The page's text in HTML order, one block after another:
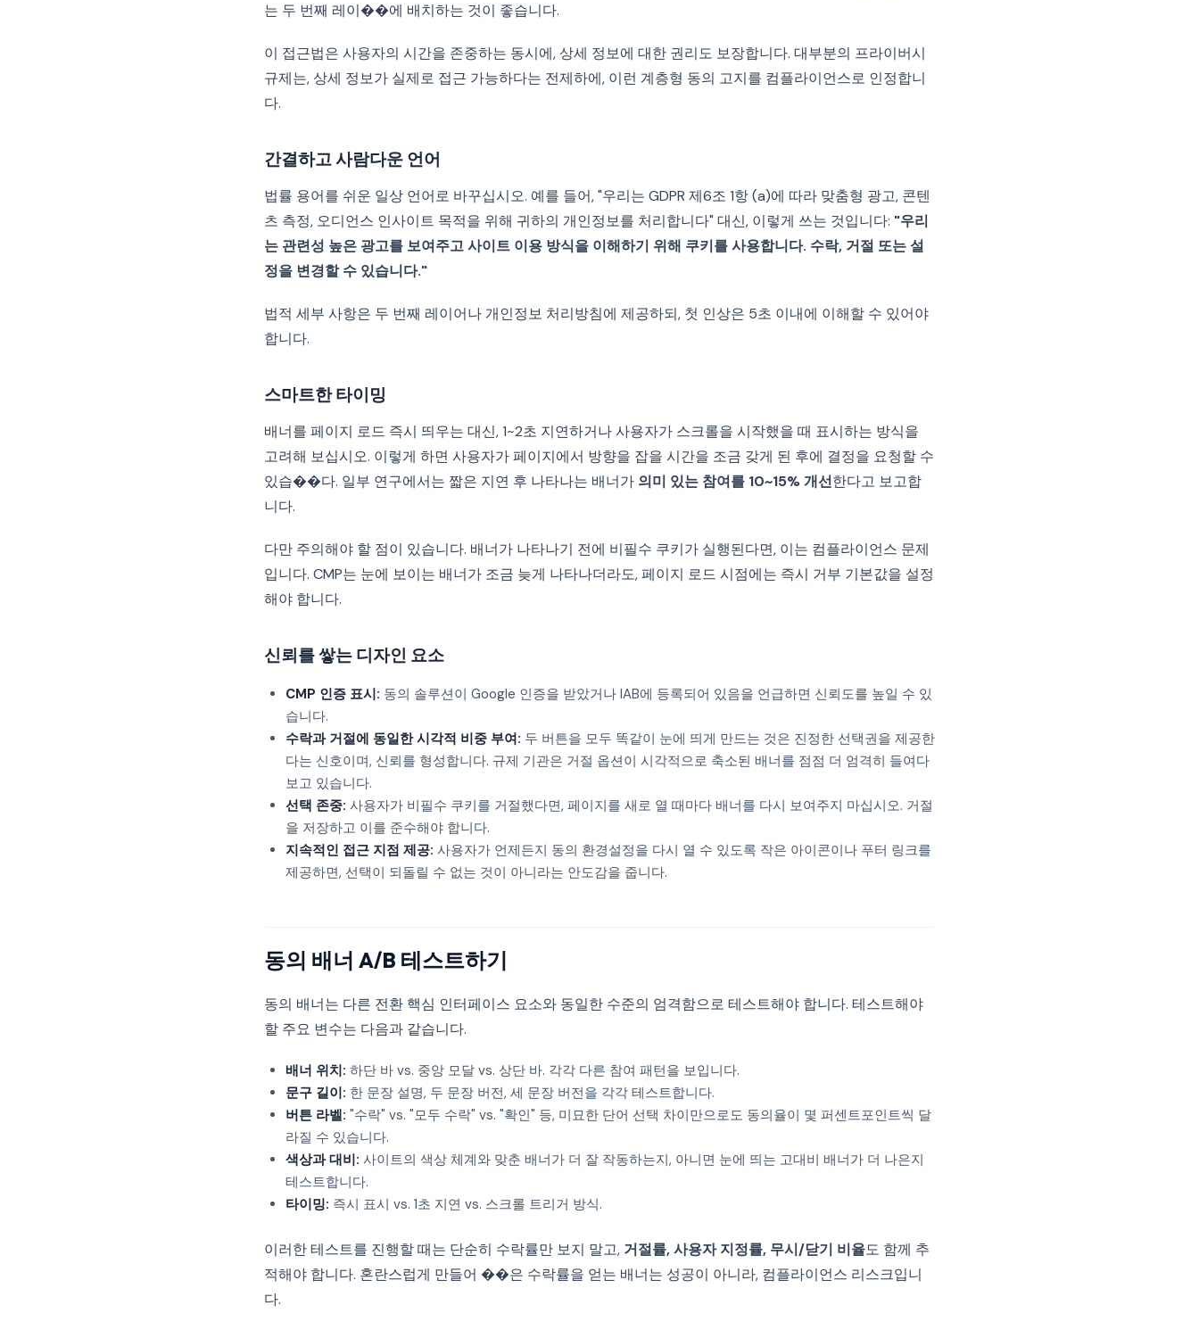
는 두 번째 레이��에 배치하는 것이 좋습니다.
이 접근법은 사용자의 시간을 존중하는 동시에, 상세 정보에 대한 권리도 보장합니다. 대부분의 프라이버시
규제는, 상세 정보가 실제로 접근 가능하다는 전제하에, 이런 계층형 동의 고지를 컴플라이언스로 인정합니
다.
간결하고 사람다운 언어
법률 용어를 쉬운 일상 언어로 바꾸십시오. 예를 들어, "우리는 GDPR 제6조 1항 (a)에 따라 맞춤형 광고, 콘텐
츠 측정, 오디언스 인사이트 목적을 위해 귀하의 개인정보를 처리합니다" 대신, 이렇게 쓰는 것입니다: "우리
는 관련성 높은 광고를 보여주고 사이트 이용 방식을 이해하기 위해 쿠키를 사용합니다. 수락, 거절 또는 설
정을 변경할 수 있습니다."
법적 세부 사항은 두 번째 레이어나 개인정보 처리방침에 제공하되, 첫 인상은 5초 이내에 이해할 수 있어야
합니다.
스마트한 타이밍
배너를 페이지 로드 즉시 띄우는 대신, 1~2초 지연하거나 사용자가 스크롤을 시작했을 때 표시하는 방식을
고려해 보십시오. 이렇게 하면 사용자가 페이지에서 방향을 잡을 시간을 조금 갖게 된 후에 결정을 요청할 수
있습��다. 일부 연구에서는 짧은 지연 후 나타나는 배너가 의미 있는 참여를 10~15% 개선한다고 보고합
니다.
다만 주의해야 할 점이 있습니다. 배너가 나타나기 전에 비필수 쿠키가 실행된다면, 이는 컴플라이언스 문제
입니다. CMP는 눈에 보이는 배너가 조금 늦게 나타나더라도, 페이지 로드 시점에는 즉시 거부 기본값을 설정
해야 합니다.
신뢰를 쌓는 디자인 요소
CMP 인증 표시: 동의 솔루션이 Google 인증을 받았거나 IAB에 등록되어 있음을 언급하면 신뢰도를 높일 수 있
습니다.
수락과 거절에 동일한 시각적 비중 부여: 두 버튼을 모두 똑같이 눈에 띄게 만드는 것은 진정한 선택권을 제공한
다는 신호이며, 신뢰를 형성합니다. 규제 기관은 거절 옵션이 시각적으로 축소된 배너를 점점 더 엄격히 들여다
보고 있습니다.
선택 존중: 사용자가 비필수 쿠키를 거절했다면, 페이지를 새로 열 때마다 배너를 다시 보여주지 마십시오. 거절
을 저장하고 이를 준수해야 합니다.
지속적인 접근 지점 제공: 사용자가 언제든지 동의 환경설정을 다시 열 수 있도록 작은 아이콘이나 푸터 링크를
제공하면, 선택이 되돌릴 수 없는 것이 아니라는 안도감을 줍니다.
동의 배너 A/B 테스트하기
동의 배너는 다른 전환 핵심 인터페이스 요소와 동일한 수준의 엄격함으로 테스트해야 합니다. 테스트해야
할 주요 변수는 다음과 같습니다.
배너 위치: 하단 바 vs. 중앙 모달 vs. 상단 바. 각각 다른 참여 패턴을 보입니다.
문구 길이: 한 문장 설명, 두 문장 버전, 세 문장 버전을 각각 테스트합니다.
버튼 라벨: "수락" vs. "모두 수락" vs. "확인" 등, 미묘한 단어 선택 차이만으로도 동의율이 몇 퍼센트포인트씩 달
라질 수 있습니다.
색상과 대비: 사이트의 색상 체계와 맞춘 배너가 더 잘 작동하는지, 아니면 눈에 띄는 고대비 배너가 더 나은지
테스트합니다.
타이밍: 즉시 표시 vs. 1초 지연 vs. 스크롤 트리거 방식.
이러한 테스트를 진행할 때는 단순히 수락률만 보지 말고, 거절률, 사용자 지정률, 무시/닫기 비율도 함께 추
적해야 합니다. 혼란스럽게 만들어 ��은 수락률을 얻는 배너는 성공이 아니라, 컴플라이언스 리스크입니
다.